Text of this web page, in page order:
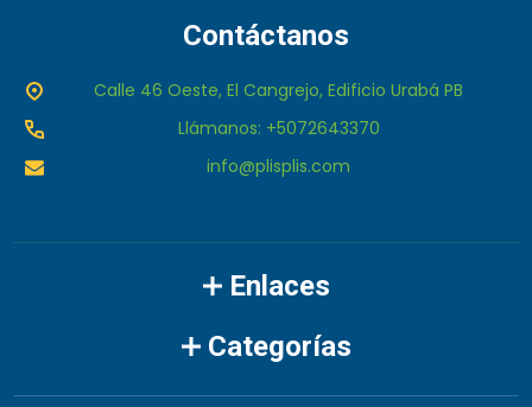
Contáctanos
Calle 46 Oeste, El Cangrejo, Edificio Urabá PB
Llámanos: +5072643370
info@plisplis.com
Enlaces
Categorías